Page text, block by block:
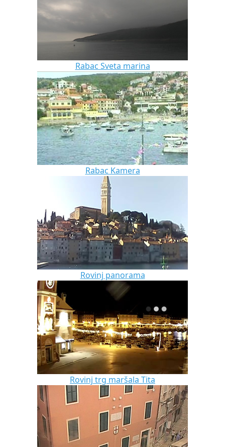
Rabac Sveta marina
Rabac Kamera
Rovinj panorama
Rovinj trg maršala Tita